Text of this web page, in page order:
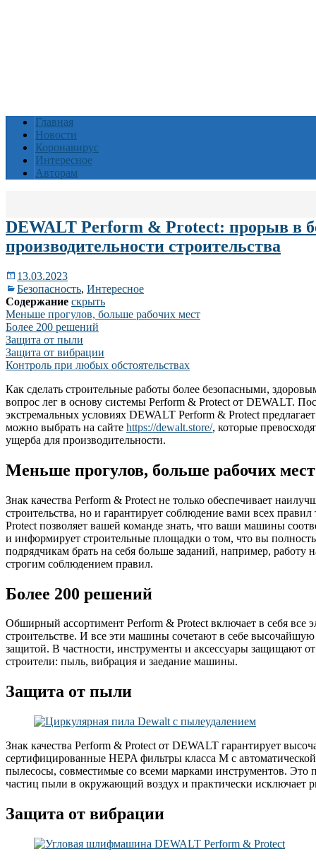
Главная
Новости
Коронавирус
Интересное
Авторам
DEWALT Perform & Protect: прорыв в
производительности строительства
13.03.2023
Безопасность, Интересное
Содержание скрыть
Меньше прогулов, больше рабочих мест
Более 200 решений
Защита от пыли
Защита от вибрации
Контроль при любых обстоятельствах
Как сделать строительные работы более безопасными,
вопрос лег в основу системы Perform & Protect от DEWALT.
экстремальных условиях DEWALT Perform & Protect
можно выбрать на сайте https://dewalt.store/, которые
ущерба для производительности.
Меньше прогулов, больше рабочих мест
Знак качества Perform & Protect не только обеспечивает
строительства, но и гарантирует соблюдение вами всех
Protect позволяет вашей команде знать, что ваши машины
и информирует строительные площадки о том, что вы
подрядчикам брать на себя больше заданий, например, работу
строгим соблюдением правил.
Более 200 решений
Обширный ассортимент Perform & Protect включает в себя все
строительстве. И все эти машины сочетают в себе
защитой. В частности, инструменты и аксессуары защищают
строители: пыль, вибрация и заедание машины.
Защита от пыли
Знак качества Perform & Protect от DEWALT гарантирует
сертифицированные HEPA фильтры класса M с
пылесосы, совместимые со всеми марками инструментов. Это
частиц пыли в окружающий воздух и практически исключает
Защита от вибрации